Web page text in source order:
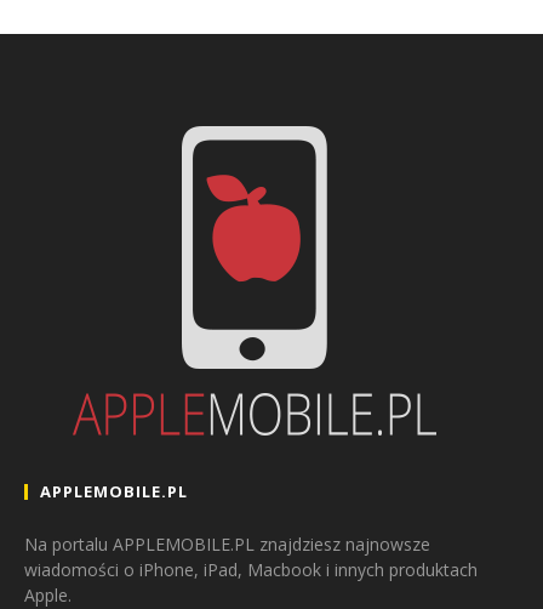
APPLEMOBILE.PL
Na portalu APPLEMOBILE.PL znajdziesz najnowsze
wiadomości o iPhone, iPad, Macbook i innych produktach
Apple.